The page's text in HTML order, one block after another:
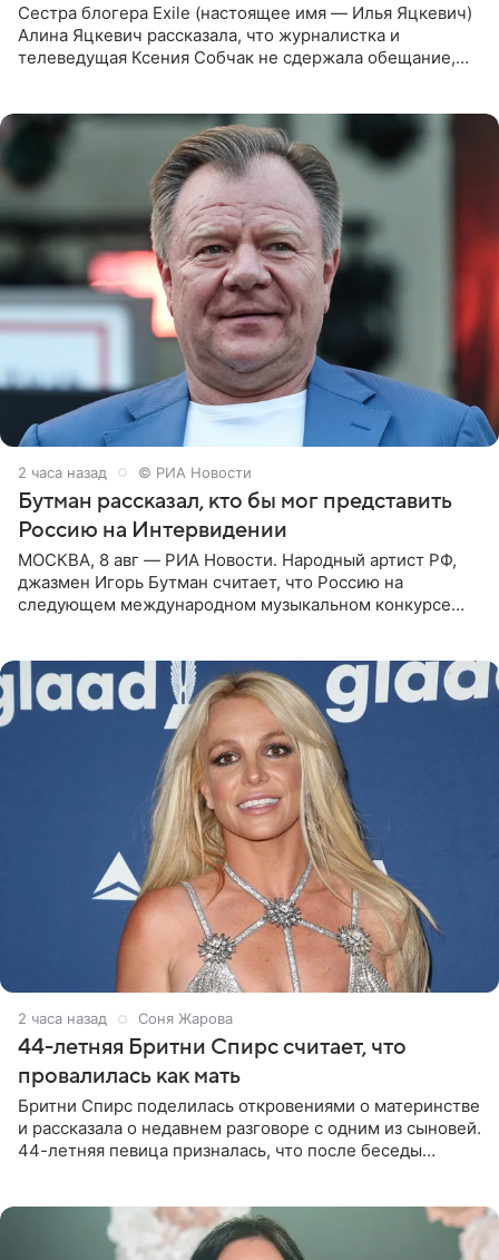
Сестра блогера Exile (настоящее имя — Илья Яцкевич)
Алина Яцкевич рассказала, что журналистка и
телеведущая Ксения Собчак не сдержала обещание,
2 часа назад © РИА Новости
Бутман рассказал, кто бы мог представить
Россию на Интервидении
МОСКВА, 8 авг — РИА Новости. Народный артист РФ,
джазмен Игорь Бутман считает, что Россию на
следующем международном музыкальном конкурсе
2 часа назад Соня Жарова
44-летняя Бритни Спирс считает, что
провалилась как мать
Бритни Спирс поделилась откровениями о материнстве
и рассказала о недавнем разговоре с одним из сыновей.
44-летняя певица призналась, что после беседы